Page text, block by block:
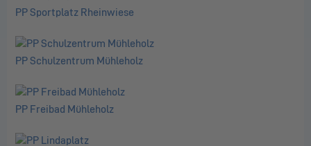
PP Sportplatz Rheinwiese
PP Schulzentrum Mühleholz
PP Freibad Mühleholz